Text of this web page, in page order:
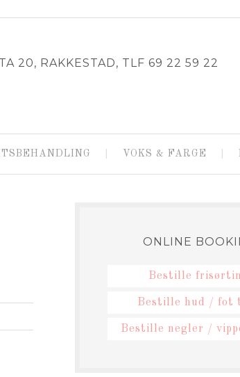
20, RAKKESTAD, TLF 69 22 59 22
VOKS & FARGE
ONLINE
Bestille
Bestille hud / fot
Bestille negler /